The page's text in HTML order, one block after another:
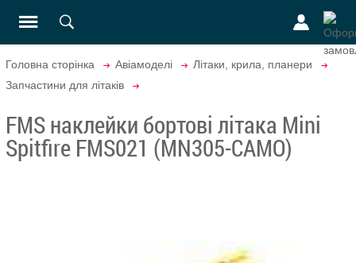
Головна сторінка Авіамоделі
Літаки, крила, планери
Запчастини для літаків
FMS наклейки бортові літака Mini
Spitfire FMS021 (MN305-CAMO)